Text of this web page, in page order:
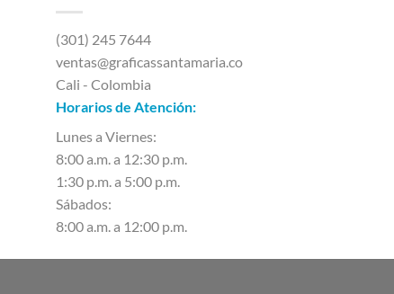
(301) 245 7644
ventas@graficassantamaria.co
Cali - Colombia
Horarios de Atención:
Lunes a Viernes:
8:00 a.m. a 12:30 p.m.
1:30 p.m. a 5:00 p.m.
Sábados:
8:00 a.m. a 12:00 p.m.